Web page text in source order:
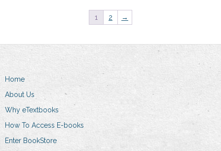
1 2 →
Home
About Us
Why eTextbooks
How To Access E-books
Enter BookStore